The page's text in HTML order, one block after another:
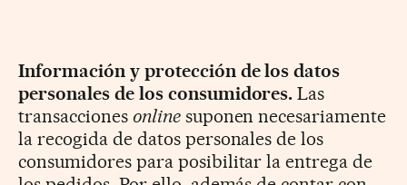
Información y protección de los datos
personales de los consumidores. Las
transacciones onlinesuponen necesariamente
la recogida de datos personales de los
consumidores para posibilitar la entrega de